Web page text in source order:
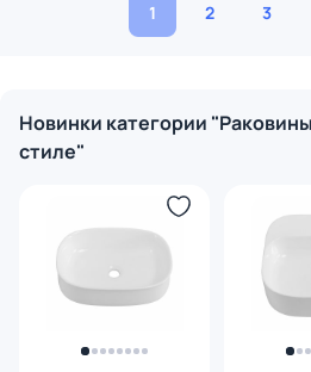
1 2 3
Новинки категории
стиле"